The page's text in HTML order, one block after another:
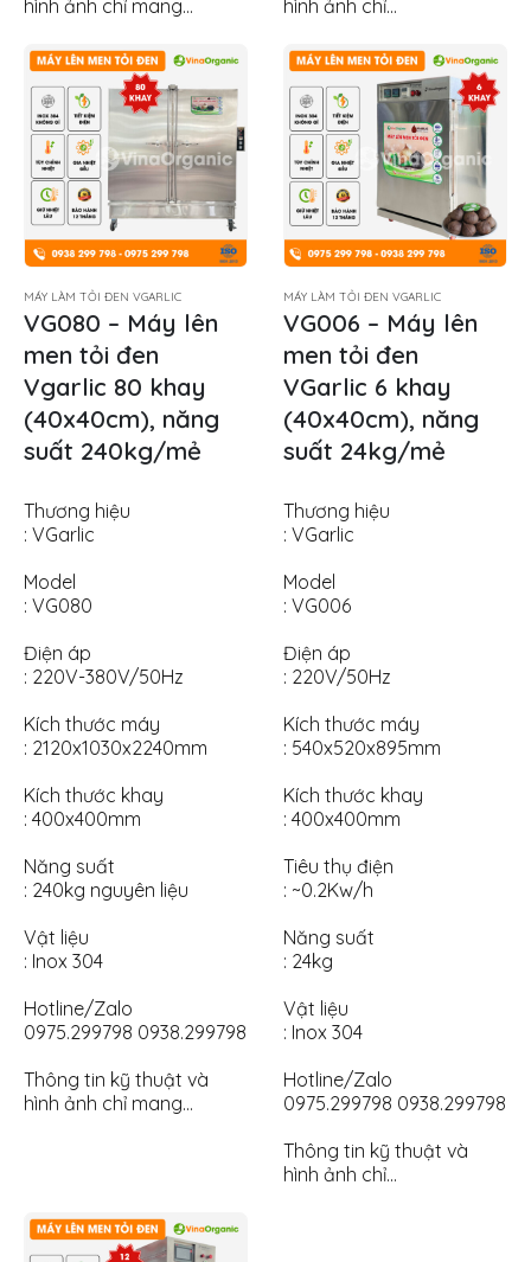
hình ảnh chỉ mang…
hình ảnh chỉ…
MÁY LÀM TỎI ĐEN VGARLIC
VG080 – Máy lên
men tỏi đen
Vgarlic 80 khay
(40x40cm), năng
suất 240kg/mẻ
Thương hiệu
: VGarlic
Model
: VG080
Điện áp
: 220V-380V/50Hz
Kích thước máy
: 2120x1030x2240mm
Kích thước khay
: 400x400mm
Năng suất
: 240kg nguyên liệu
Vật liệu
: Inox 304
Hotline/Zalo
0975.299798 0938.299798
Thông tin kỹ thuật và
hình ảnh chỉ mang…
MÁY LÀM TỎI ĐEN VGARLIC
VG006 – Máy lên
men tỏi đen
VGarlic 6 khay
(40x40cm), năng
suất 24kg/mẻ
Thương hiệu
: VGarlic
Model
: VG006
Điện áp
: 220V/50Hz
Kích thước máy
: 540x520x895mm
Kích thước khay
: 400x400mm
Tiêu thụ điện
: ~0.2Kw/h
Năng suất
: 24kg
Vật liệu
: Inox 304
Hotline/Zalo
0975.299798 0938.299798
Thông tin kỹ thuật và
hình ảnh chỉ…